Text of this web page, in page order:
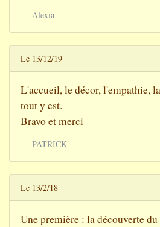
Alexia
Le 13/12/19
L'accueil, le décor, l'empathie,
tout y est.
Bravo et merci
PATRICK
Le 13/2/18
Une première : la découverte